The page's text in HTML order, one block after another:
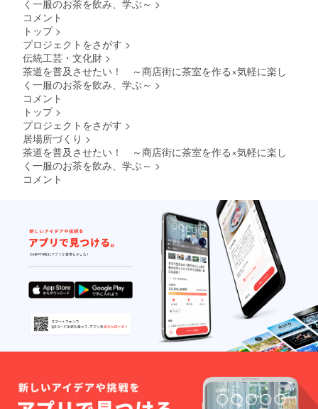
ん。
【有効
可能性
があり
まま他
のもの
する
と、色
移りす
る可能
性があ
りま
す。 ・
洗濯は
漂白
剤、漂
白剤入
り洗剤
を使用
しない
水洗
い、単
独洗い
とどま
ン、販
売をお
畳以上
の畳替
えを希
望の方
は、別
途料金
を頂戴
して対
応可能
です。
※龍や亀
甲な
ど、別
のデザ
畳をご
希望の
方も別
子にな
る場合
【ご利
用頂け
利用頂
けま
す。 ※
交通費
はご自
身でご
負担く
ださ
い。
【有効
期限】
2023年
内有効
く一服のお茶を飲み、学ぶ～ >
コメント
トップ >
プロジェクトをさがす >
伝統工芸・文化財 >
茶道を普及させたい！ ～商店街に茶室を作る×気軽に楽し
く一服のお茶を飲み、学ぶ～ >
コメント
トップ >
プロジェクトをさがす >
居場所づくり >
茶道を普及させたい！ ～商店街に茶室を作る×気軽に楽し
く一服のお茶を飲み、学ぶ～ >
コメント